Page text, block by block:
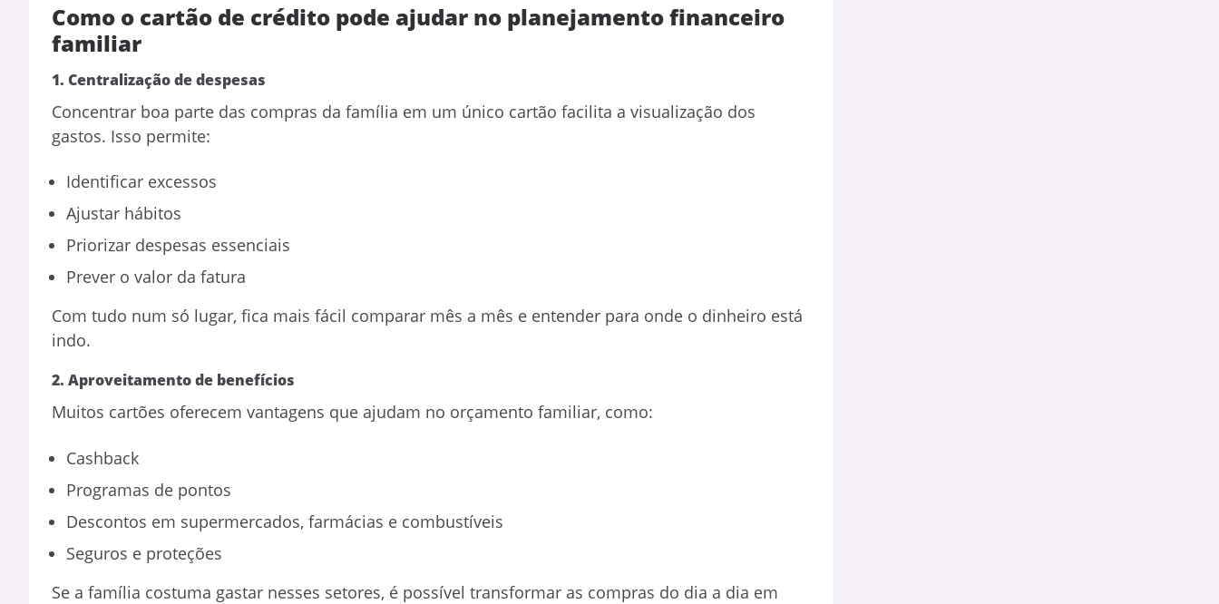
Como o cartão de crédito pode ajudar no planejamento financeiro
familiar
1. Centralização de despesas
Concentrar boa parte das compras da família em um único cartão facilita a visualização dos
gastos. Isso permite:
Identificar excessos
Ajustar hábitos
Priorizar despesas essenciais
Prever o valor da fatura
Com tudo num só lugar, fica mais fácil comparar mês a mês e entender para onde o dinheiro está
indo.
2. Aproveitamento de benefícios
Muitos cartões oferecem vantagens que ajudam no orçamento familiar, como:
Cashback
Programas de pontos
Descontos em supermercados, farmácias e combustíveis
Seguros e proteções
Se a família costuma gastar nesses setores, é possível transformar as compras do dia a dia em